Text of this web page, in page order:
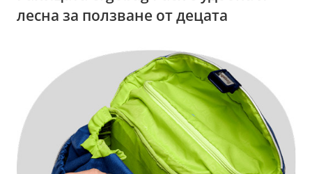
лесна за ползване от децата